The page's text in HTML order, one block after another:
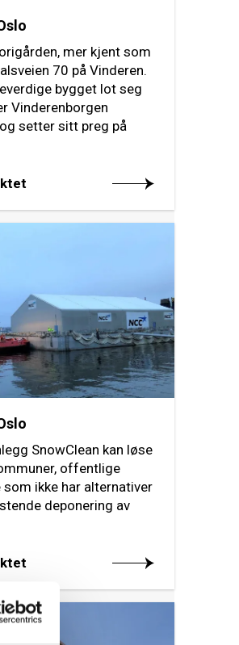
mer kjent som
70 på Vinderen.
bygget lot seg
Vinderenborgen
setter sitt preg på
SnowClean kan løse
offentlige
ikke har alternativer
deponering av